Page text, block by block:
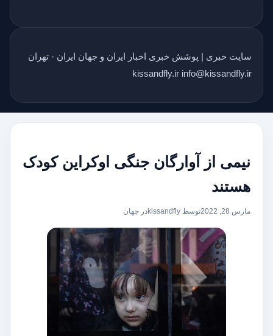
سایت خبری | پوشش خبری اخبار ایران و جهان ایران - تهران
kissandfly.ir info@kissandfly.ir
نیمی از آوارگان جنگی اوکراین کودک
هستند
مارس 28, 2022 توسط kissandfly در جهان